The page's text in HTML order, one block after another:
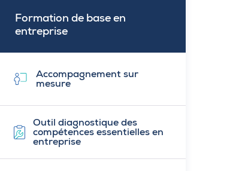
Formation de base en
entreprise
Accompagnement sur
mesure
Outil diagnostique des
compétences essentielles en
entreprise